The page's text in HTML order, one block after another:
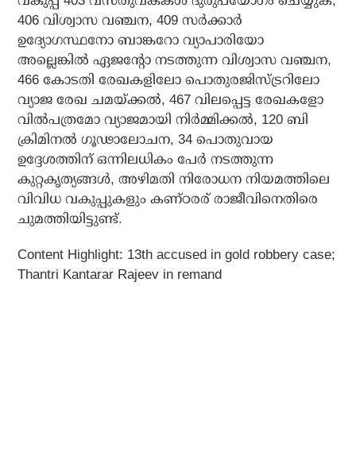
406 വിശ്വാസ വഞ്ചന, 409 സർക്കാർ
ഉദ്യോഗസ്ഥനോ ബാങ്കറോ വ്യാപാരിയോ
അല്ലെങ്കിൽ ഏജന്റോ നടത്തുന്ന വിശ്വാസ വഞ്ചന,
466 കോടതി രേഖകളിലോ പൊതുരജിസ്ട്രറിലോ
വ്യാജ രേഖ ചമയ്ക്കൽ, 467 വിലപ്പെട്ട രേഖകളോ
വിൽപത്രമോ വ്യാജമായി നിർമ്മിക്കൽ, 120 ബി
ക്രിമിനൽ ഗൂഢാലോചന, 34 പൊതുവായ
ഉദ്ദേശത്തിന് ഒന്നിലധികം പേർ നടത്തുന്ന
കുറ്റകൃത്യങ്ങൾ, അഴിമതി നിരോധന നിയമത്തിലെ
വിവിധ വകുപ്പുകളും കണ്ഠരര് രാജീവിനെതിരെ
ചുമത്തിയിട്ടുണ്ട്.
Content Highlight: 13th accused in gold robbery case;
Thantri Kantarar Rajeev in remand